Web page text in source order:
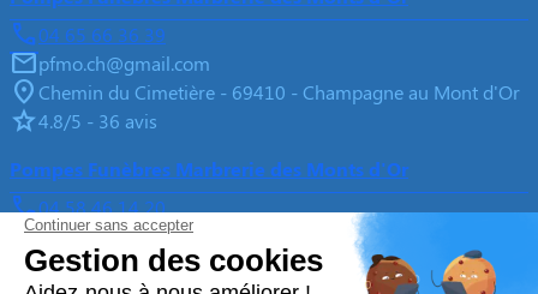
04 65 66 36 39
pfmo.ch@gmail.com
Chemin du Cimetière - 69410 - Champagne au Mont d'Or
4.8/5 - 36 avis
Pompes Funèbres Marbrerie des Monts d'Or
04 58 46 14 20
pfmo.sc@gmail.com
43, Avenue Gambetta - 69450 - Saint-Cyr-au-Mont-d'Or